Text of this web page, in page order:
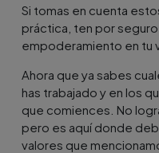
Si tomas en cuenta
práctica, ten por
empoderamiento en tu
Ahora que ya sabes
has trabajado y en los
que comiences. No
pero es aquí donde
valores que